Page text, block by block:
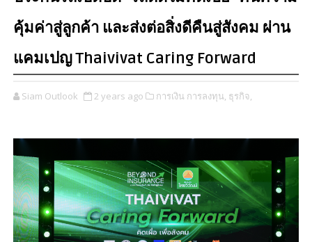
คุ้มค่าสู่ลูกค้า และส่งต่อสิ่งดีคืนสู่สังคม ผ่าน
แคมเปญ Thaivivat Caring Forward
Siam Outlook 2 years ago การเงิน การลงทุน, ธุรกิจ,